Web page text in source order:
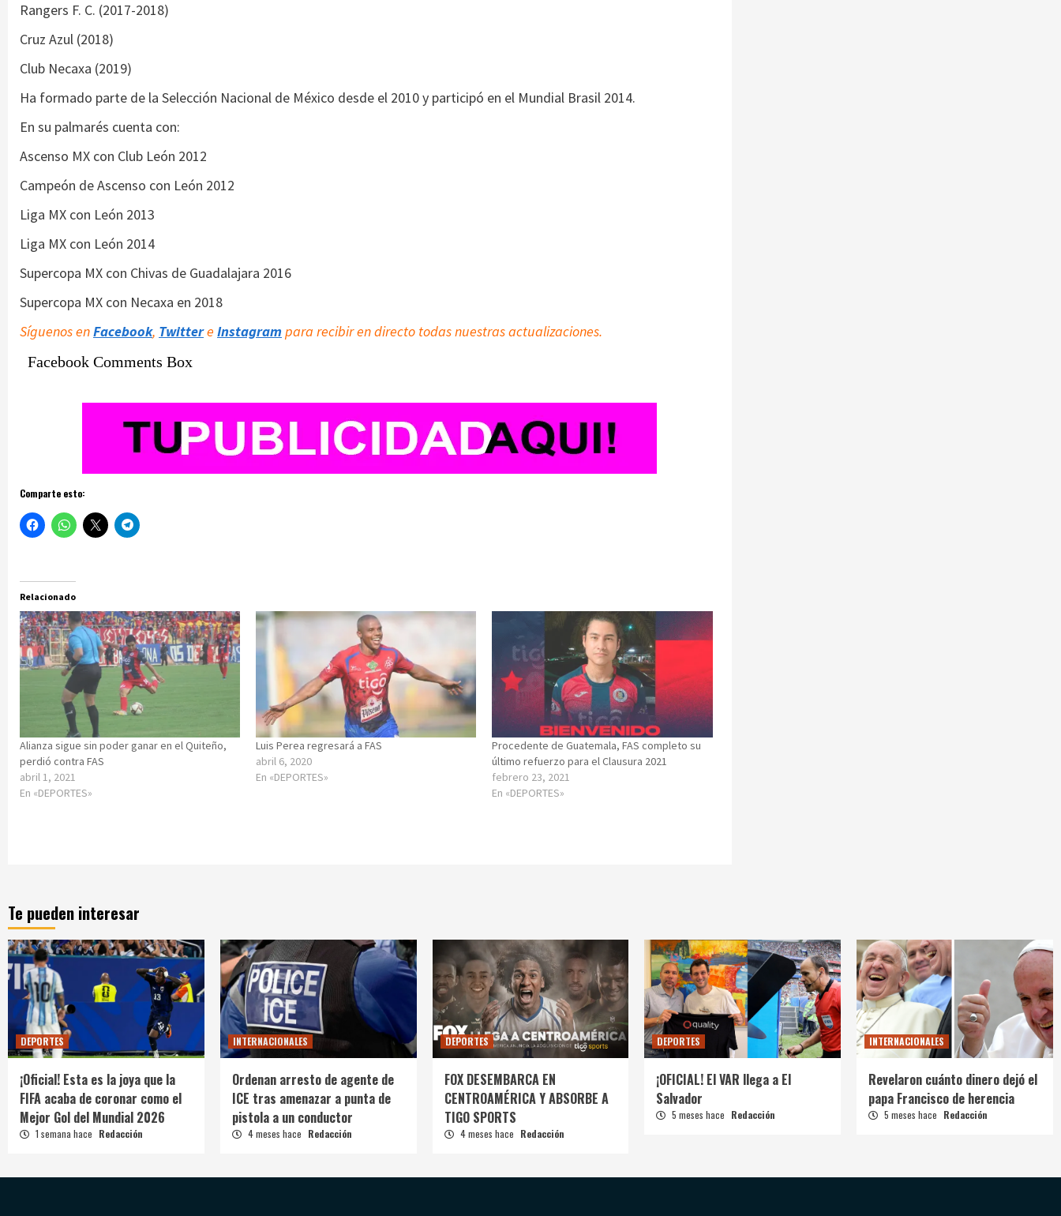
Rangers F. C. (2017-2018)
Cruz Azul (2018)
Club Necaxa (2019)
Ha formado parte de la Selección Nacional de México desde el 2010 y participó en el Mundial Brasil 2014.
En su palmarés cuenta con:
Ascenso MX con Club León 2012
Campeón de Ascenso con León 2012
Liga MX con León 2013
Liga MX con León 2014
Supercopa MX con Chivas de Guadalajara 2016
Supercopa MX con Necaxa en 2018
Síguenos enFacebook, Twittere Instagram para recibir en directo todas nuestras actualizaciones.
Facebook Comments Box
Comparte esto:
Relacionado
Alianza sigue sin poder ganar en el Quiteño,
perdió contra FAS
abril 1, 2021
En «DEPORTES»
Luis Perea regresará a FAS
abril 6, 2020
En «DEPORTES»
Procedente de Guatemala, FAS completo su
último refuerzo para el Clausura 2021
febrero 23, 2021
En «DEPORTES»
Te pueden interesar
DEPORTES
¡Oficial! Esta es la joya que la
FIFA acaba de coronar como el
Mejor Gol del Mundial 2026
1 semana hace Redacción
INTERNACIONALES
Ordenan arresto de agente de
ICE tras amenazar a punta de
pistola a un conductor
4 meses hace Redacción
DEPORTES
FOX DESEMBARCA EN
CENTROAMÉRICA Y ABSORBE A
TIGO SPORTS
4 meses hace Redacción
DEPORTES
¡OFICIAL! El VAR llega a El
Salvador
5 meses hace Redacción
INTERNACIONALES
Revelaron cuánto dinero dejó el
papa Francisco de herencia
5 meses hace Redacción